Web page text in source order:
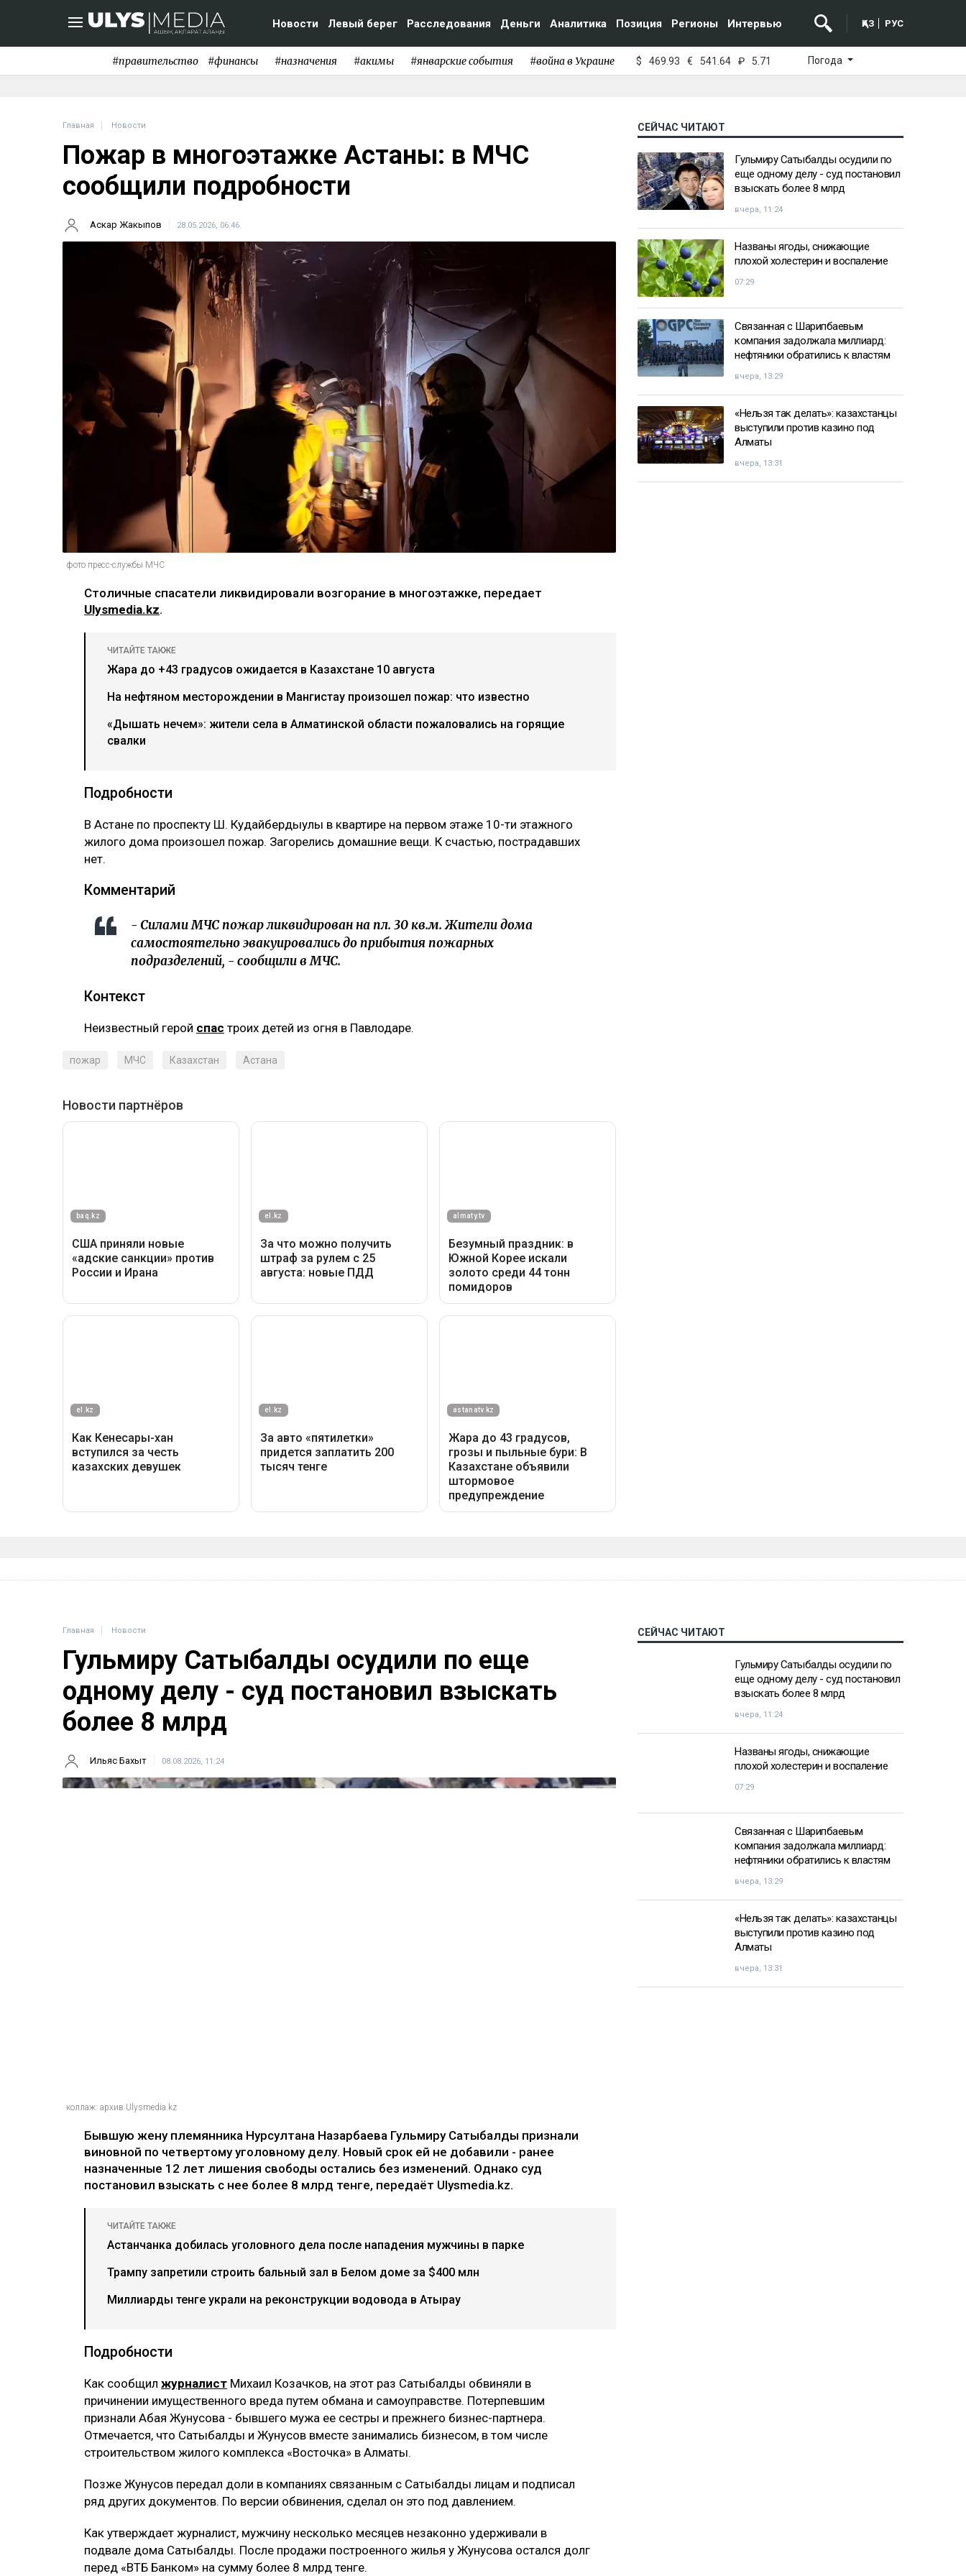
Новости Левый берег Расследования Деньги Аналитика Позиция Регионы Интервью ҚАЗ РУС
#правительство #финансы #назначения #акимы #январские события #война в Украине $ 469.93 € 541.64 ₽ 5.71 Погода
Главная Новости
Пожар в многоэтажке Астаны: в МЧС
сообщили подробности
Аскар Жакыпов 28.05.2026, 06:46
фото пресс-службы МЧС
Столичные спасатели ликвидировали возгорание в многоэтажке, передает
Ulysmedia.kz.
ЧИТАЙТЕ ТАКЖЕ
Жара до +43 градусов ожидается в Казахстане 10 августа
На нефтяном месторождении в Мангистау произошел пожар: что известно
«Дышать нечем»: жители села в Алматинской области пожаловались на горящие
свалки
Подробности
В Астане по проспекту Ш. Кудайбердыулы в квартире на первом этаже 10-ти этажного
жилого дома произошел пожар. Загорелись домашние вещи. К счастью, пострадавших
нет.
Комментарий
- Силами МЧС пожар ликвидирован на пл. 30 кв.м. Жители дома
самостоятельно эвакуировались до прибытия пожарных
подразделений, - сообщили в МЧС.
Контекст
Неизвестный герой спас троих детей из огня в Павлодаре.
пожар МЧС Казахстан Астана
СЕЙЧАС ЧИТАЮТ
Гульмиру Сатыбалды осудили по
еще одному делу - суд постановил
взыскать более 8 млрд
вчера, 11:24
Названы ягоды, снижающие
плохой холестерин и воспаление
07:29
Связанная с Шарипбаевым
компания задолжала миллиард:
нефтяники обратились к властям
вчера, 13:29
«Нельзя так делать»: казахстанцы
выступили против казино под
Алматы
вчера, 13:31
Главная Новости
Гульмиру Сатыбалды осудили по еще
одному делу - суд постановил взыскать
более 8 млрд
Ильяс Бахыт 08.08.2026, 11:24
коллаж: архив Ulysmedia.kz
Бывшую жену племянника Нурсултана Назарбаева Гульмиру Сатыбалды признали
виновной по четвертому уголовному делу. Новый срок ей не добавили - ранее
назначенные 12 лет лишения свободы остались без изменений. Однако суд
постановил взыскать с нее более 8 млрд тенге, передаёт Ulysmedia.kz.
ЧИТАЙТЕ ТАКЖЕ
Астанчанка добилась уголовного дела после нападения мужчины в парке
Трампу запретили строить бальный зал в Белом доме за $400 млн
Миллиарды тенге украли на реконструкции водовода в Атырау
Подробности
Как сообщил журналист Михаил Козачков, на этот раз Сатыбалды обвиняли в
причинении имущественного вреда путем обмана и самоуправстве. Потерпевшим
признали Абая Жунусова - бывшего мужа ее сестры и прежнего бизнес-партнера.
Отмечается, что Сатыбалды и Жунусов вместе занимались бизнесом, в том числе
строительством жилого комплекса «Восточка» в Алматы.
Позже Жунусов передал доли в компаниях связанным с Сатыбалды лицам и подписал
ряд других документов. По версии обвинения, сделал он это под давлением.
Как утверждает журналист, мужчину несколько месяцев незаконно удерживали в
подвале дома Сатыбалды. После продажи построенного жилья у Жунусова остался долг
перед «ВТБ Банком» на сумму более 8 млрд тенге.
СЕЙЧАС ЧИТАЮТ
Гульмиру Сатыбалды осудили по
еще одному делу - суд постановил
взыскать более 8 млрд
вчера, 11:24
Названы ягоды, снижающие
плохой холестерин и воспаление
07:29
Связанная с Шарипбаевым
компания задолжала миллиард:
нефтяники обратились к властям
вчера, 13:29
«Нельзя так делать»: казахстанцы
выступили против казино под
Алматы
вчера, 13:31